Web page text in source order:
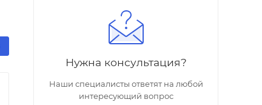
Нужна консультация?
Наши специалисты ответят на любой
интересующий вопрос